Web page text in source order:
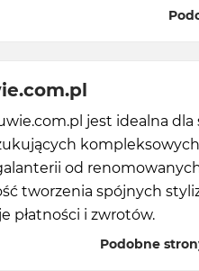
jest idealna dla
od
tworzenia spójnych
płatności i zwrotów.
Podobne